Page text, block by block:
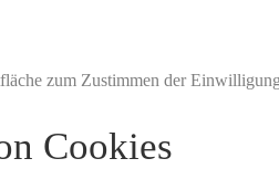
zum Zustimmen der
Cookies